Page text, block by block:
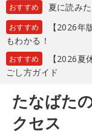
おすすめ 夏に読み
おすすめ
【2026年
もわかる！
おすすめ
【2026夏
ごし方ガイド
たなばた
クセス